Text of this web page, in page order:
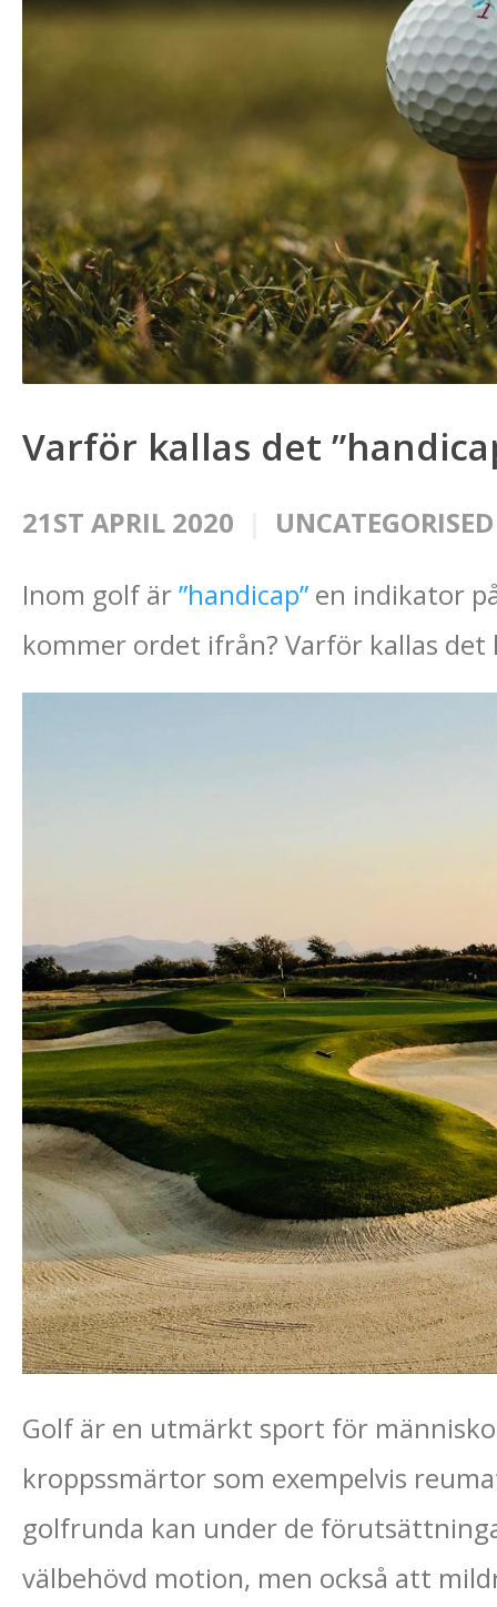
Varför kallas det
21ST APRIL 2020 UNCATEGORISED
Inom golf är”handicap” en indikator
kommer ordet ifrån? Varför kallas det
Golf är en utmärkt sport för
kroppssmärtor som exempelvis
golfrunda kan under de
välbehövd motion, men också att